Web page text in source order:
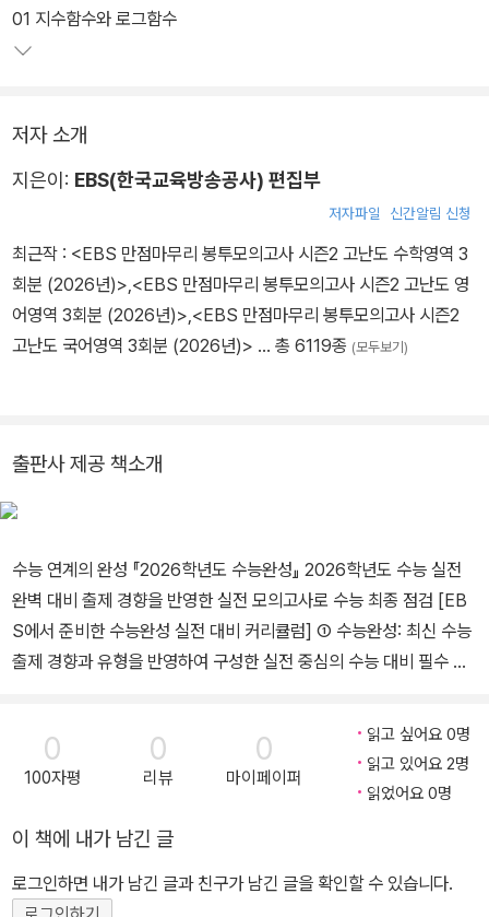
01 지수함수와 로그함수
저자 소개
지은이: EBS(한국교육방송공사) 편집부
저자파일 신간알림 신청
최근작 : <EBS 만점마무리 봉투모의고사 시즌2 고난도 수학영역 3
회분 (2026년)>,<EBS 만점마무리 봉투모의고사 시즌2 고난도 영
어영역 3회분 (2026년)>,<EBS 만점마무리 봉투모의고사 시즌2
고난도 국어영역 3회분 (2026년)> … 총 6119종 (모두보기)
출판사 제공 책소개
수능 연계의 완성 『2026학년도 수능완성』 2026학년도 수능 실전
완벽 대비 출제 경향을 반영한 실전 모의고사로 수능 최종 점검 [EB
S에서 준비한 수능완성 실전 대비 커리큘럼] ① 수능완성: 최신 수능
출제 경향과 유형을 반영하여 구성한 실전 중심의 수능 대비 필수 교
형·테마별 실전 문항 수록으로 실전 감각 강화 - 수능 유형 실전
모의고사 5회분 제공으로 실전 적응력 극대화 ② 수능완성 사용설명
서: 문항에 담긴 출제 의도를 EBS가 직접 분석한 가장 정확한 해설서
최적의 첨삭 지도서 - 수능완성의 효과적인 학습 방법을 제시하
는 실전 맞춤형 보조 교재 ※ 단 한 번의 수능을 위한 『EBS 모의고사
시리즈』 (1) FINAL 실전모의고사 → 만점마무리 봉투모의고사 시즌
0
100자평
0
리뷰
0
마이페이퍼
읽고 싶어요 0명
읽고 있어요 2명
읽었어요 0명
이 책에 내가 남긴 글
로그인하면 내가 남긴 글과 친구가 남긴 글을 확인할 수 있습니다.